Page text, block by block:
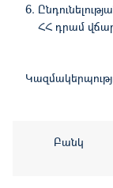
ՀՀ դրամ
Բանկ